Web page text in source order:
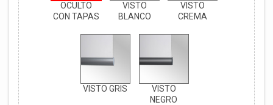
OCULTO
CON TAPAS
VISTO
BLANCO
VISTO
CREMA
VISTO GRIS
VISTO
NEGRO